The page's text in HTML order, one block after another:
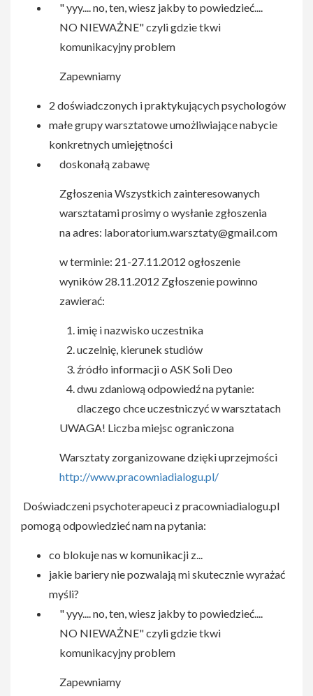
" yyy.... no, ten, wiesz jakby to powiedzieć....
NO NIEWAŻNE" czyli gdzie tkwi
komunikacyjny problem
Zapewniamy
2 doświadczonych i praktykujących psychologów
małe grupy warsztatowe umożliwiające nabycie
konkretnych umiejętności
doskonałą zabawę
Zgłoszenia Wszystkich zainteresowanych
warsztatami prosimy o wysłanie zgłoszenia
na adres: laboratorium.warsztaty@gmail.com
w terminie: 21-27.11.2012 ogłoszenie
wyników 28.11.2012 Zgłoszenie powinno
zawierać:
imię i nazwisko uczestnika
uczelnię, kierunek studiów
źródło informacji o ASK Soli Deo
dwu zdaniową odpowiedź na pytanie:
dlaczego chce uczestniczyć w warsztatach
UWAGA! Liczba miejsc ograniczona
Warsztaty zorganizowane dzięki uprzejmości
http://www.pracowniadialogu.pl/
Doświadczeni psychoterapeuci z pracowniadialogu.pl
pomogą odpowiedzieć nam na pytania:
co blokuje nas w komunikacji z...
jakie bariery nie pozwalają mi skutecznie wyrażać
myśli?
" yyy.... no, ten, wiesz jakby to powiedzieć....
NO NIEWAŻNE" czyli gdzie tkwi
komunikacyjny problem
Zapewniamy